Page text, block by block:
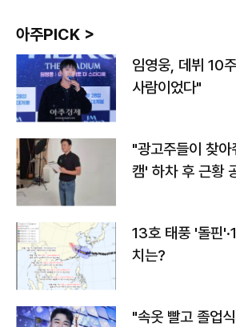
아주PICK >
임영웅, 데뷔 10
사람이었다"
"광고주들이 찾
캠' 하차 후 근황
13호 태풍 '돌핀
치는?
"속옷 빨고 졸업